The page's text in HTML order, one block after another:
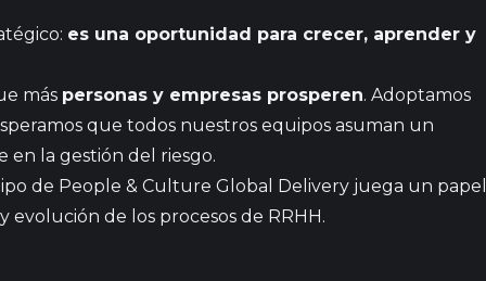
es una oportunidad para crecer, aprender y
más personas y empresas prosperen. Adoptamos
que todos nuestros equipos asuman un
en la gestión del riesgo.
de People & Culture Global Delivery juega un papel
de los procesos de RRHH.